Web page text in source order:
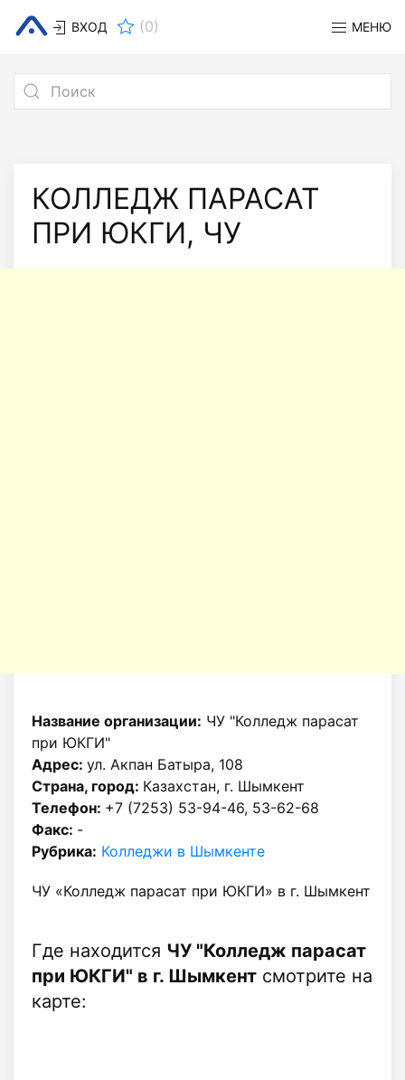
ВХОД (0) МЕНЮ
КОЛЛЕДЖ ПАРАСАТ
ПРИ ЮКГИ, ЧУ
Название организации: ЧУ "Колледж парасат
при ЮКГИ"
Адрес: ул. Акпан Батыра, 108
Страна, город: Казахстан, г. Шымкент
Телефон: +7 (7253) 53-94-46, 53-62-68
Факс: -
Рубрика: Колледжи в Шымкенте
ЧУ «Колледж парасат при ЮКГИ» в г. Шымкент
Где находится ЧУ "Колледж парасат
при ЮКГИ" в г. Шымкент смотрите на
карте: